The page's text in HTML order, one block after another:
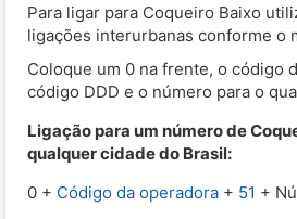
Para ligar para Coqueiro Baixo
ligações interurbanas conforme o
Coloque um 0 na frente, o código
código DDD e o número para o
Ligação para um número de
qualquer cidade do Brasil:
0 + Código da operadora + 51 +